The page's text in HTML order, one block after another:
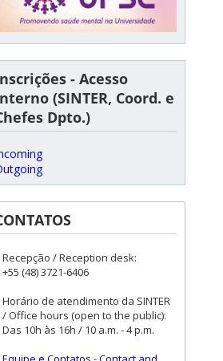
- Acesso
(SINTER, Coord. e
Dpto.)
Recepção / Reception desk:
+55 (48) 3721-6406
Horário de atendimento da SINTER
/ Office hours (open to the public):
Das 10h às 16h / 10 a.m. - 4 p.m.